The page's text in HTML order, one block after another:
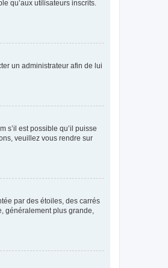
qu’aux utilisateurs inscrits.
un administrateur afin de lui
s’il est possible qu’il puisse
veuillez vous rendre sur
par des étoiles, des carrés
généralement plus grande,